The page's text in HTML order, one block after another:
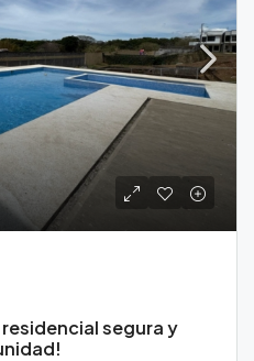
segura y